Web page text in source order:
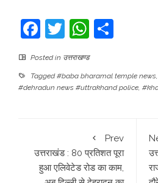
Facebook
Twitter
Posted in उत्तराखण्ड
Tagged#baba bharamal temple news,
#dehradun news #uttrakhand police,
Prev
उत्तराखंड : 80 प्रतिशत पूरा
हुआ एलिवेटेड रोड का काम,